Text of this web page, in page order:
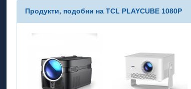
Продукти, подобни на TCL PLAYCUBE 1080P